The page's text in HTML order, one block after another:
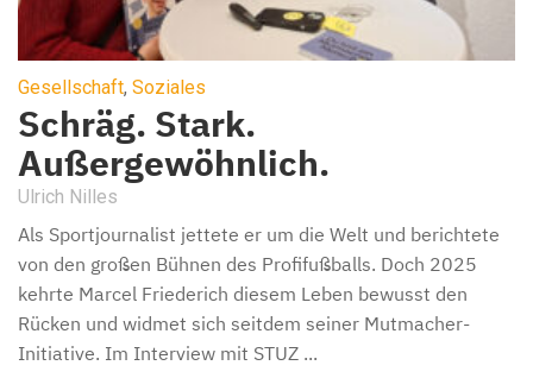
Gesellschaft, Soziales
Schräg. Stark.
Außergewöhnlich.
Ulrich Nilles
Als Sportjournalist jettete er um die Welt und berichtete
von den großen Bühnen des Profifußballs. Doch 2025
kehrte Marcel Friederich diesem Leben bewusst den
Rücken und widmet sich seitdem seiner Mutmacher-
Initiative. Im Interview mit STUZ ...